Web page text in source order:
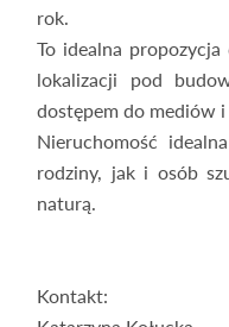
rok.
To idealna
lokalizacji pod
dostępem do mediów
Nieruchomość
rodziny, jak i osób
naturą.
Kontakt: